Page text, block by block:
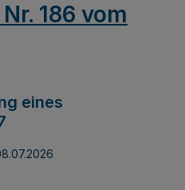
186 vom
eines